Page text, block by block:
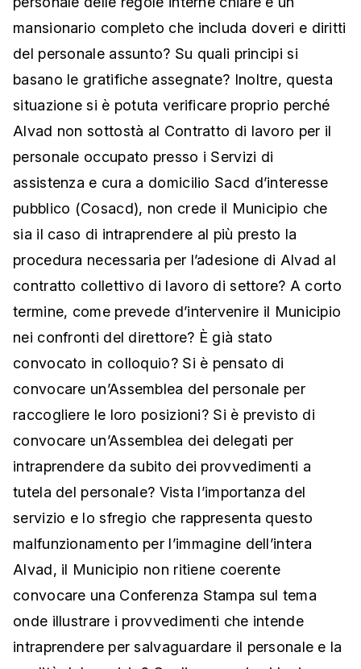
mansionario completo che includa doveri e diritti
del personale assunto? Su quali principi si
basano le gratifiche assegnate? Inoltre, questa
situazione si è potuta verificare proprio perché
Alvad non sottostà al Contratto di lavoro per il
personale occupato presso i Servizi di
assistenza e cura a domicilio Sacd d’interesse
pubblico (Cosacd), non crede il Municipio che
sia il caso di intraprendere al più presto la
procedura necessaria per l’adesione di Alvad al
contratto collettivo di lavoro di settore? A corto
termine, come prevede d’intervenire il Municipio
nei confronti del direttore? È già stato
convocato in colloquio? Si è pensato di
convocare un’Assemblea del personale per
raccogliere le loro posizioni? Si è previsto di
convocare un’Assemblea dei delegati per
intraprendere da subito dei provvedimenti a
tutela del personale? Vista l’importanza del
servizio e lo sfregio che rappresenta questo
malfunzionamento per l’immagine dell’intera
Alvad, il Municipio non ritiene coerente
convocare una Conferenza Stampa sul tema
onde illustrare i provvedimenti che intende
intraprendere per salvaguardare il personale e la